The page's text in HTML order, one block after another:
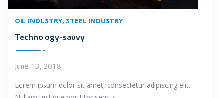
OIL INDUSTRY STEEL INDUSTRY
Technology-savvy
June 13, 2018
Lorem ipsum dolor sit amet, consectetur adipiscing elit.